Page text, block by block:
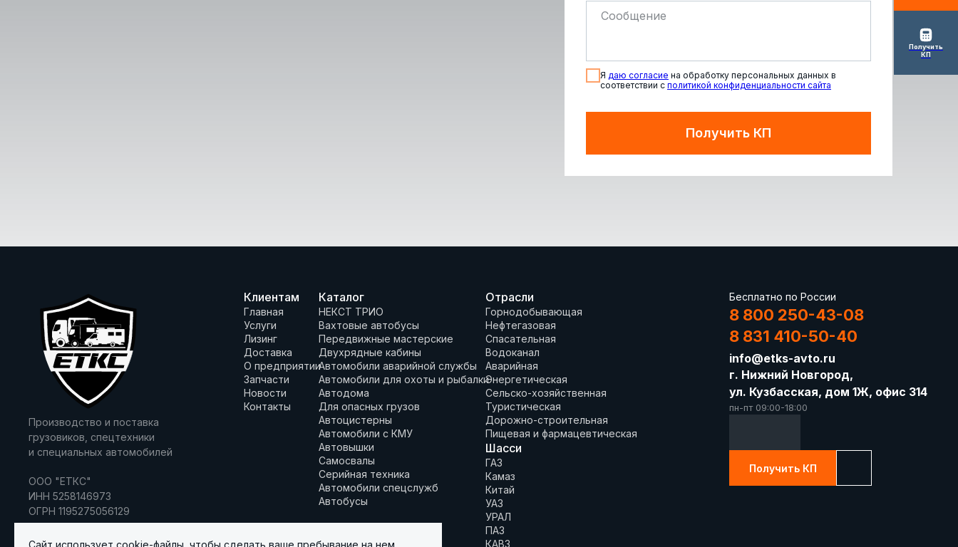
Я даю согласие на обработку персональных данных в
соответствии с политикой конфиденциальности сайта
Получить КП
Производство и поставка
грузовиков, спецтехники
и специальных автомобилей
ООО "ЕТКС"
ИНН 5258146973
ОГРН 1195275056129
Клиентам
Главная
Услуги
Лизинг
Доставка
О предприятии
Запчасти
Новости
Контакты
Каталог
НЕКСТ ТРИО
Вахтовые автобусы
Передвижные мастерские
Двухрядные кабины
Автомобили аварийной службы
Автомобили для охоты и рыбалки
Автодома
Для опасных грузов
Автоцистерны
Автомобили с КМУ
Автовышки
Самосвалы
Серийная техника
Автомобили спецслужб
Автобусы
Отрасли
Горнодобывающая
Нефтегазовая
Спасательная
Водоканал
Аварийная
Энергетическая
Сельско-хозяйственная
Туристическая
Дорожно-строительная
Пищевая и фармацевтическая
Шасси
ГАЗ
Камаз
Китай
УАЗ
УРАЛ
ПАЗ
КАВЗ
Бесплатно по России
8 800 250-43-08
8 831 410-50-40
info@etks-avto.ru
г. Нижний Новгород,
ул. Кузбасская, дом 1Ж, офис 314
пн-пт 09:00-18:00
Получить КП
Сайт использует cookie-файлы, чтобы сделать ваше пребывание на нем
Получить
КП